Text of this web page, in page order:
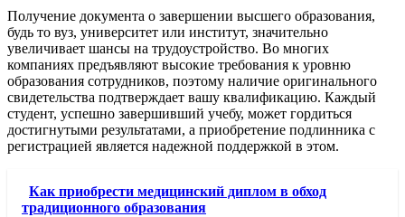
Получение документа о завершении высшего образования,
будь то вуз, университет или институт, значительно
увеличивает шансы на трудоустройство. Во многих
компаниях предъявляют высокие требования к уровню
образования сотрудников, поэтому наличие оригинального
свидетельства подтверждает вашу квалификацию. Каждый
студент, успешно завершивший учебу, может гордиться
достигнутыми результатами, а приобретение подлинника с
регистрацией является надежной поддержкой в этом.
Как приобрести медицинский диплом в обход
традиционного образования